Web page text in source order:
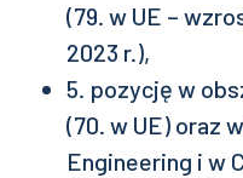
(79. w UE –
2023 r.),
5. pozycję w
(70. w UE) oraz
Engineering i w